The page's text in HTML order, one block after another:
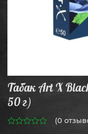
Табак Art X
50 г)
(0